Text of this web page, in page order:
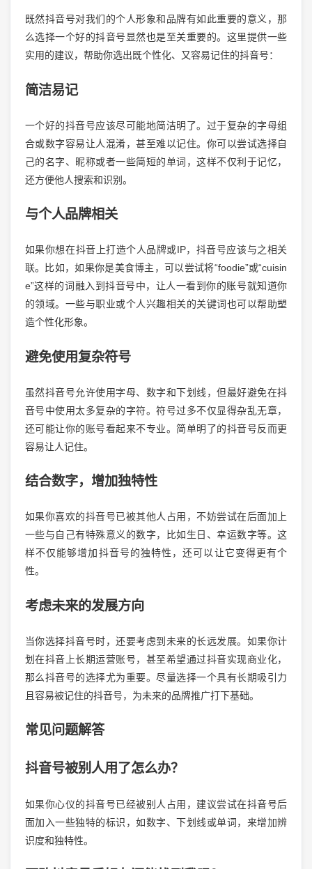
既然抖音号对我们的个人形象和品牌有如此重要的意义，那
么选择一个好的抖音号显然也是至关重要的。这里提供一些
实用的建议，帮助你选出既个性化、又容易记住的抖音号：
简洁易记
一个好的抖音号应该尽可能地简洁明了。过于复杂的字母组
合或数字容易让人混淆，甚至难以记住。你可以尝试选择自
己的名字、昵称或者一些简短的单词，这样不仅利于记忆，
还方便他人搜索和识别。
与个人品牌相关
如果你想在抖音上打造个人品牌或IP，抖音号应该与之相关
联。比如，如果你是美食博主，可以尝试将“foodie”或“cuisin
e”这样的词融入到抖音号中，让人一看到你的账号就知道你
的领域。一些与职业或个人兴趣相关的关键词也可以帮助塑
造个性化形象。
避免使用复杂符号
虽然抖音号允许使用字母、数字和下划线，但最好避免在抖
音号中使用太多复杂的字符。符号过多不仅显得杂乱无章，
还可能让你的账号看起来不专业。简单明了的抖音号反而更
容易让人记住。
结合数字，增加独特性
如果你喜欢的抖音号已被其他人占用，不妨尝试在后面加上
一些与自己有特殊意义的数字，比如生日、幸运数字等。这
样不仅能够增加抖音号的独特性，还可以让它变得更有个
性。
考虑未来的发展方向
当你选择抖音号时，还要考虑到未来的长远发展。如果你计
划在抖音上长期运营账号，甚至希望通过抖音实现商业化，
那么抖音号的选择尤为重要。尽量选择一个具有长期吸引力
且容易被记住的抖音号，为未来的品牌推广打下基础。
常见问题解答
抖音号被别人用了怎么办？
如果你心仪的抖音号已经被别人占用，建议尝试在抖音号后
面加入一些独特的标识，如数字、下划线或单词，来增加辨
识度和独特性。